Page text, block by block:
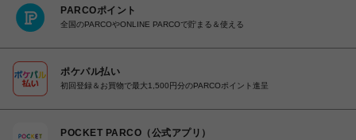
PARCOポイント
全国のPARCOやONLINE PARCOで貯まる＆使える
ポケパル払い
初回登録＆お買物で最大1,500円分のPARCOポイント進呈
POCKET PARCO（公式アプリ）